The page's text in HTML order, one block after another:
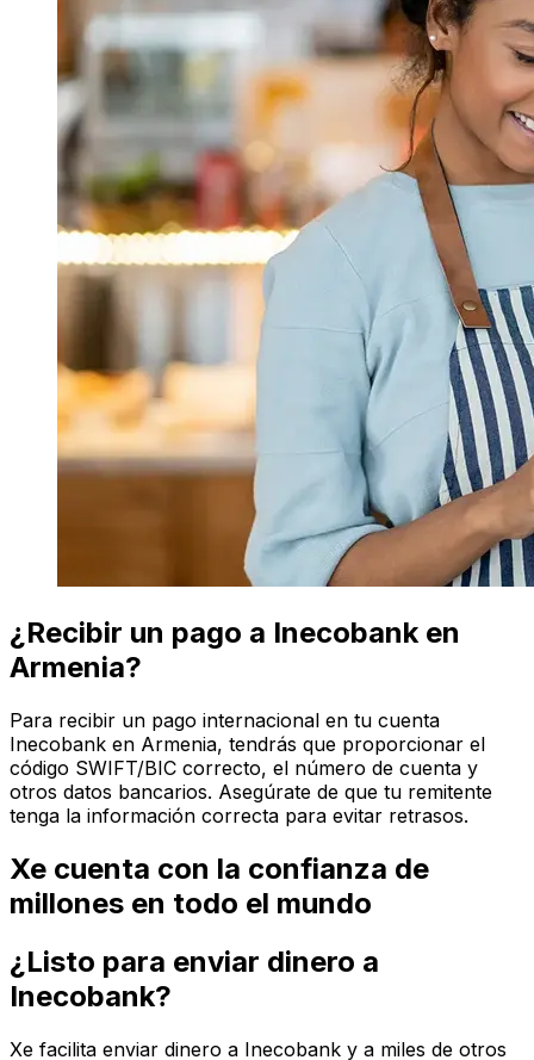
¿Recibir un pago a Inecobank en
Armenia?
Para recibir un pago internacional en tu cuenta
Inecobank en Armenia, tendrás que proporcionar el
código SWIFT/BIC correcto, el número de cuenta y
otros datos bancarios. Asegúrate de que tu remitente
tenga la información correcta para evitar retrasos.
Xe cuenta con la confianza de
millones en todo el mundo
¿Listo para enviar dinero a
Inecobank?
Xe facilita enviar dinero a Inecobank y a miles de otros